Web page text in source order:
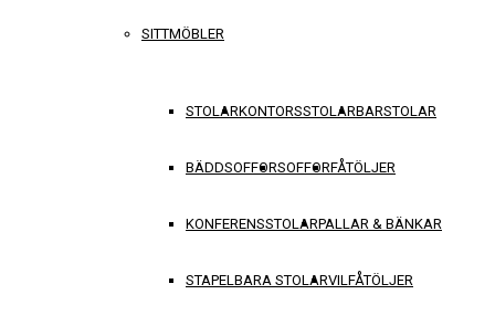
SITTMÖBLER
STOLARKONTORSSTOLARBARSTOLAR
BÄDDSOFFORSOFFORFÅTÖLJER
KONFERENSSTOLARPALLAR & BÄNKAR
STAPELBARA STOLARVILFÅTÖLJER